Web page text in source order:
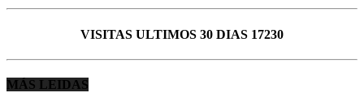
VISITAS ULTIMOS 30 DIAS 17230
MÁS LEIDAS